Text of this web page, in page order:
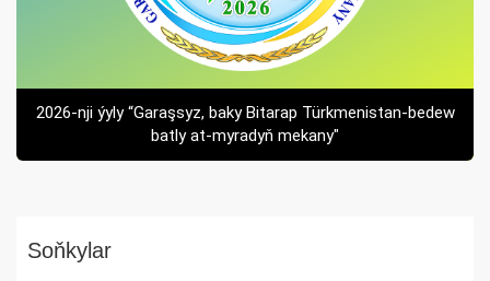
2026-nji ýyly “Garaşsyz, baky Bitarap Türkmenistan-bedew
batly at-myradyň mekany"
Soňkylar